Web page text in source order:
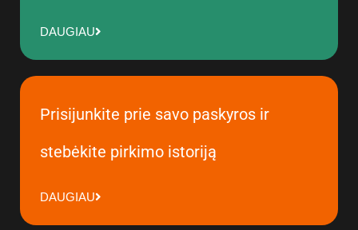
DAUGIAU
Prisijunkite prie savo paskyros ir
stebėkite pirkimo istoriją
DAUGIAU